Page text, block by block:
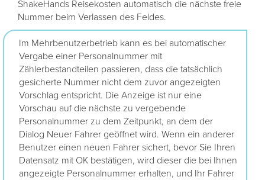
ShakeHands Reisekosten automatisch die nächste freie
Nummer beim Verlassen des Feldes.
Im Mehrbenutzerbetrieb kann es bei automatischer
Vergabe einer Personalnummer mit
Zählerbestandteilen passieren, dass die tatsächlich
gesicherte Nummer nicht dem zuvor angezeigten
Vorschlag entspricht. Die Anzeige ist nur eine
Vorschau auf die nächste zu vergebende
Personalnummer zu dem Zeitpunkt, an dem der
Dialog Neuer Fahrer geöffnet wird. Wenn ein anderer
Benutzer einen neuen Fahrer sichert, bevor Sie Ihren
Datensatz mit OK bestätigen, wird dieser die bei Ihnen
angezeigte Personalnummer erhalten, und Ihr Fahrer